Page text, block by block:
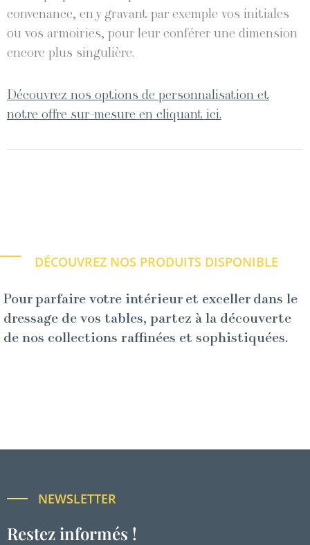
convenance, en y gravant par exemple vos initiales
ou vos armoiries, pour leur conférer une dimension
encore plus singulière.
Découvrez nos options de personnalisation et
notre offre sur-mesure en cliquant ici.
DÉCOUVREZ NOS PRODUITS DISPONIBLE
Pour parfaire votre intérieur et exceller dans le
dressage de vos tables, partez à la découverte
de nos collections raffinées et sophistiquées.
NEWSLETTER
Restez informés !